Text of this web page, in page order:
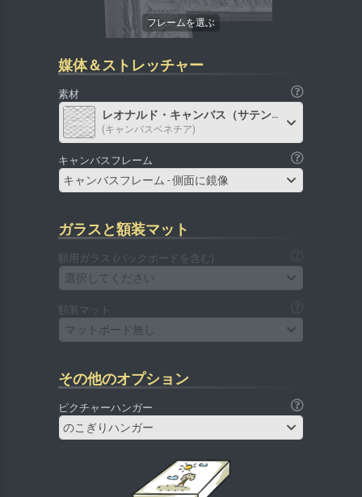
媒体＆ストレッチャー
素材
レオナルド・キャンバス（サテン）
(キャンバスベネチア)
キャンバスフレーム
キャンバスフレーム - 側面に鏡像
ガラスと額装マット
額用ガラス (バックボードを含む)
選択してください
額装マット
マットボード無し
その他のオプション
ピクチャーハンガー
のこぎりハンガー